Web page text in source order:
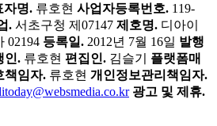
자명. 류호현 사업자등록번호. 119-
. 서초구청 제07147 제호명. 디아이
02194 등록일. 2012년 7월 16일 발행
인. 류호현 편집인. 김슬기
플랫폼매
책임자. 류호현 개인정보관리책임자.
광고 및 제휴.